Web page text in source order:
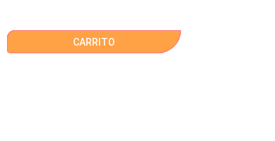
CARRITO